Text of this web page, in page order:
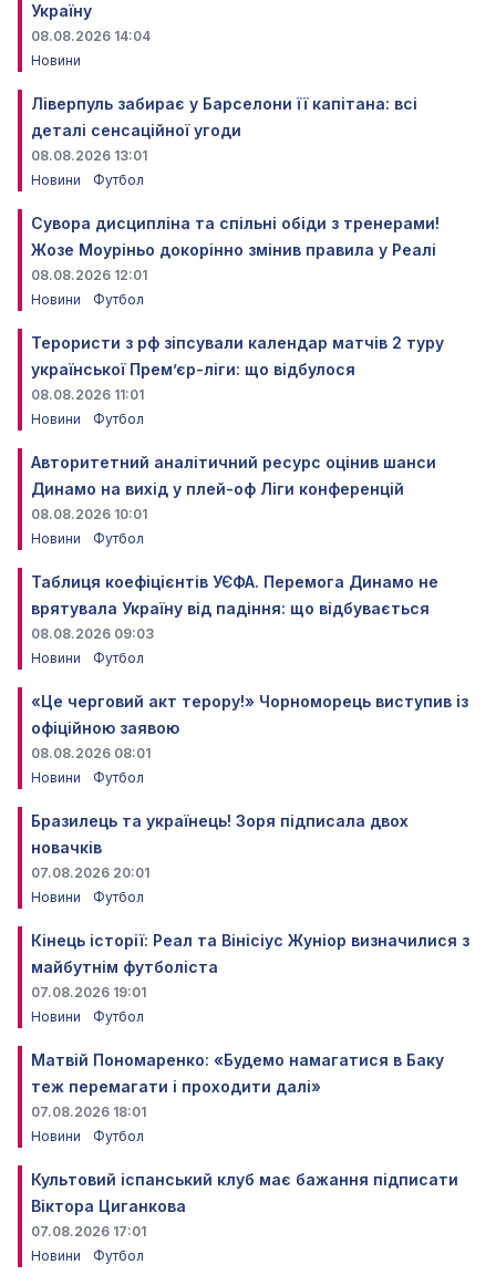
Україну
08.08.2026 14:04
Новини
Ліверпуль забирає у Барселони її капітана: всі
деталі сенсаційної угоди
08.08.2026 13:01
Новини
Футбол
Сувора дисципліна та спільні обіди з тренерами!
Жозе Моуріньо докорінно змінив правила у Реалі
08.08.2026 12:01
Новини
Футбол
Терористи з рф зіпсували календар матчів 2 туру
української Прем’єр-ліги: що відбулося
08.08.2026 11:01
Новини
Футбол
Авторитетний аналітичний ресурс оцінив шанси
Динамо на вихід у плей-оф Ліги конференцій
08.08.2026 10:01
Новини
Футбол
Таблиця коефіцієнтів УЄФА. Перемога Динамо не
врятувала Україну від падіння: що відбувається
08.08.2026 09:03
Новини
Футбол
«Це черговий акт терору!» Чорноморець виступив із
офіційною заявою
08.08.2026 08:01
Новини
Футбол
Бразилець та українець! Зоря підписала двох
новачків
07.08.2026 20:01
Новини
Футбол
Кінець історії: Реал та Вінісіус Жуніор визначилися з
майбутнім футболіста
07.08.2026 19:01
Новини
Футбол
Матвій Пономаренко: «Будемо намагатися в Баку
теж перемагати і проходити далі»
07.08.2026 18:01
Новини
Футбол
Культовий іспанський клуб має бажання підписати
Віктора Циганкова
07.08.2026 17:01
Новини
Футбол